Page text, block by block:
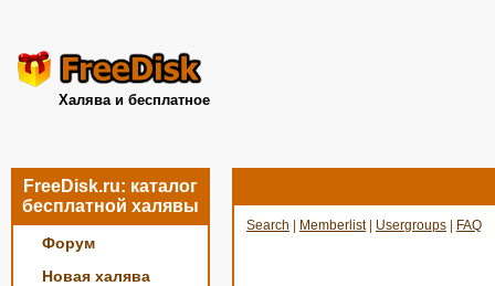
Халява и бесплатное
FreeDisk.ru: каталог
бесплатной халявы
Форум
Новая халява
Search Memberlist| Usergroups FAQ